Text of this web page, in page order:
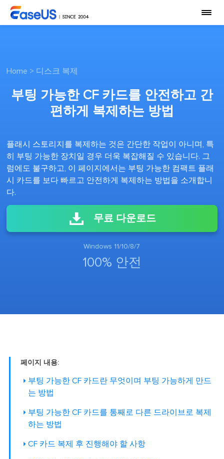
Home > 디스크 복제
부팅 가능한 CF 카드를 안전하고 간
편하게 복제하는 방법
플래시 스토리지를 복제하는 것은 간단한 작업이 아니며, 특
히 부팅 가능한 장치일 경우 더욱 복잡해질 수 있습니다. 그
럼에도 불구하고, 이 페이지에서는 부팅 가능한 컴팩트 플래
시 카드를 보다 빠르고 안전하게 복제하는 방법을 소개합니
다.
무료 다운로드
Windows 11/10/8/7
100% 안전
페이지 내용:
부팅 가능한 CF 카드란 무엇이며 부팅 가능하게 만드
는 방법
부팅 가능한 CF 카드를 통째로 다른 드라이브로 복제
하는 방법
CF 카드 복제 후 진행해야 할 사항